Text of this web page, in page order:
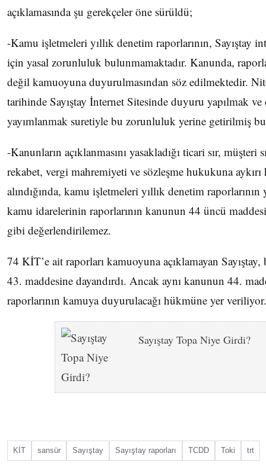
açıklamasında şu gerekçeler öne sürüldü;
-Kamu işletmeleri yıllık denetim raporlarının, Sayıştay
için yasal zorunluluk bulunmamaktadır. Kanunda,
değil kamuoyuna duyurulmasından söz edilmektedir.
tarihinde Sayıştay İnternet Sitesinde duyuru yapılmak
yayımlanmak suretiyle bu zorunluluk yerine getirilmiş
-Kanunların açıklanmasını yasakladığı ticari sır, müşteri
rekabet, vergi mahremiyeti ve sözleşme hukukuna
alındığında, kamu işletmeleri yıllık denetim
kamu idarelerinin raporlarının kanunun 44 üncü maddesi
gibi değerlendirilemez.
74 KİT’e ait raporları kamuoyuna açıklamayan
43. maddesine dayandırdı. Ancak aynı kanunun 44.
raporlarının kamuya duyurulacağı hükmüne yer veriliyor.
Sayıştay Topa Niye Girdi?
KİT sansür Sayıştay Sayıştay raporları TCDD Toki trt